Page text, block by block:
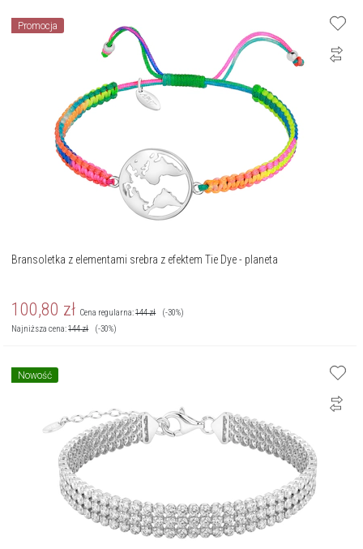
Promocja
Bransoletka z elementami srebra z efektem Tie Dye - planeta
100,80 zł Cena regularna:144zł
(-30%)
Najniższa cena:144zł (-30%)
Nowość